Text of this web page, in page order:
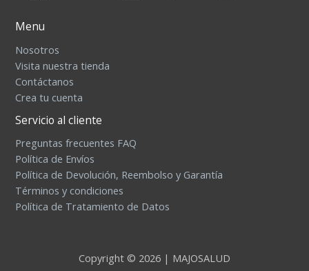
Menu
Nosotros
Visita nuestra tienda
Contáctanos
Crea tu cuenta
Servicio al cliente
Preguntas frecuentes FAQ
Política de Envíos
Política de Devolución, Reembolso y Garantía
Términos y condiciones
Política de Tratamiento de Datos
Copyright © 2026 | MAJOSALUD